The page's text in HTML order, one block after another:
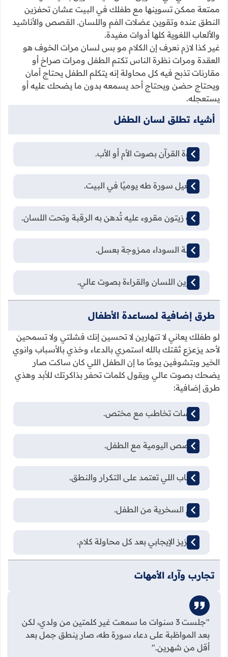
ممتعة ممكن تسوينها مع طفلك في البيت عشان تحفزين
النطق عنده وتقوين عضلات الفم واللسان. القصص والأناشيد
والألعاب اللغوية كلها أدوات مفيدة.
غير كذا لازم نعرف إن الكلام مو بس لسان مرات الخوف هو
العقدة ومرات نظرة الناس تكتم الطفل ومرات صراخ أو
مقارنات تذبح فيه كل محاولة إنه يتكلم الطفل يحتاج أمان
ويحتاج حضن ويحتاج أحد يسمعه بدون ما يضحك عليه أو
يستعجله.
أشياء تطلق لسان الطفل
قراءة القرآن بصوت الأم أو الأب.
تشغيل سورة طه يوميًا في البيت.
زيت زيتون مقروء عليه تُدهن به الرقبة وتحت اللسان.
الحبة السوداء ممزوجة بعسل.
تمارين اللسان والقراءة بصوت عالي.
طرق إضافية لمساعدة الأطفال
لو طفلك يعاني لا تنهارين لا تحسين إنك فشلتي ولا تسمحين
لأحد يزعزع ثقتك بالله استمري بالدعاء وخذي بالأسباب وانوي
الخير وبتشوفين يومًا ما إن الطفل اللي كان ساكت صار
يضحك بصوت عالي ويقول كلمات تحفر بذاكرتك للأبد وهذي
طرق إضافية:
جلسات تخاطب مع مختص.
القصص اليومية مع الطفل.
الألعاب اللي تعتمد على التكرار والنطق.
عدم السخرية من الطفل.
التعزيز الإيجابي بعد كل محاولة كلام.
تجارب وآراء الأمهات
"جلست 3 سنوات ما سمعت غير كلمتين من ولدي، لكن
بعد المواظبة على دعاء سورة طه، صار ينطق جمل بعد
أقل من شهرين."